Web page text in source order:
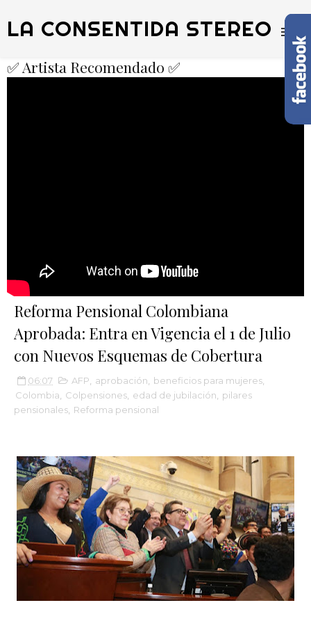
LA CONSENTIDA STEREO
✅ Artista Recomendado ✅
Reforma Pensional Colombiana
Aprobada: Entra en Vigencia el 1 de Julio
con Nuevos Esquemas de Cobertura
06:07 AFP aprobación beneficios para mujeres
Colombia
Colpensiones edad de jubilación
pilares
pensionales Reforma pensional